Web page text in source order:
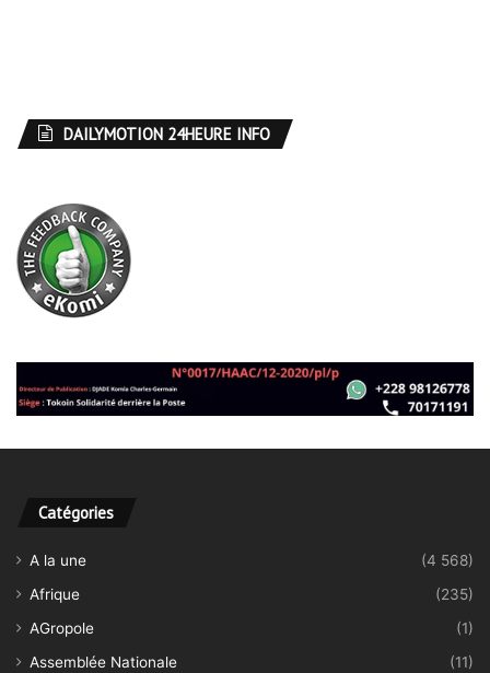
DAILYMOTION 24HEURE INFO
Catégories
A la une
(4 568)
Afrique
(235)
AGropole
(1)
Assemblée Nationale
(11)